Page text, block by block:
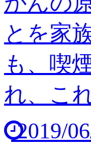
とを家
も、喫
れ、こ
2019/